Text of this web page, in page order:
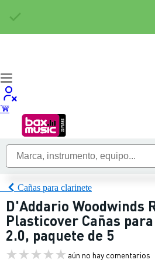
Cañas para clarinete
D'Addario Woodwinds
Plasticover Cañas
2.0, paquete de 5
aún no hay comentarios